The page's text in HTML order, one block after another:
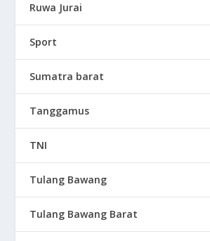
Ruwa Jurai
Sport
Sumatra barat
Tanggamus
TNI
Tulang Bawang
Tulang Bawang Barat